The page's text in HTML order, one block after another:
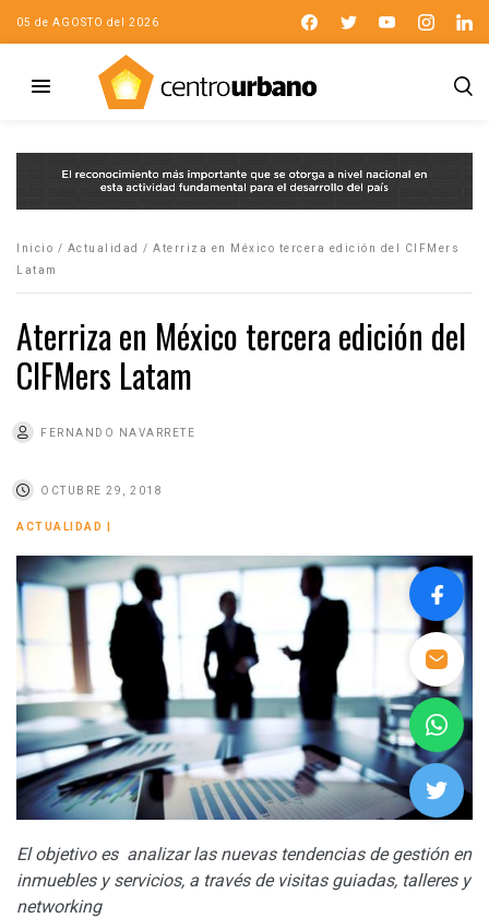
05 de AGOSTO del 2026
Inicio / Actualidad / Aterriza en México tercera edición del CIFMers
Latam
Aterriza en México tercera edición del
CIFMers Latam
FERNANDO NAVARRETE
OCTUBRE 29, 2018
ACTUALIDAD
El objetivo es analizar las nuevas tendencias de gestión en
inmuebles y servicios, a través de visitas guiadas, talleres y
networking